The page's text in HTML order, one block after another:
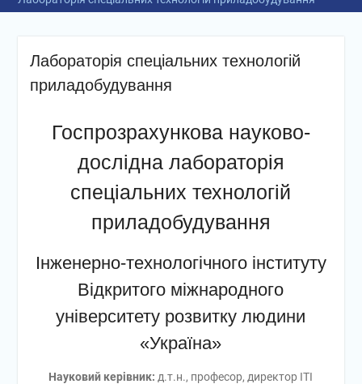
Лабораторія спеціальних технологій
приладобудування
Госпрозрахункова науково-
дослідна лабораторія
спеціальних технологій
приладобудування
Інженерно-технологічного інституту
Відкритого міжнародного
університету розвитку людини
«Україна»
Науковий керівник: д.т.н., професор, директор ІТІ